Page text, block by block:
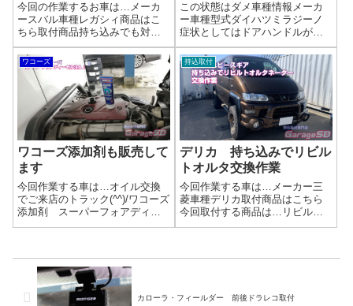
今回の作業するお車は…メーカ
ースバル車種レガシィ商品はこ
ちら取付商品持ち込みでも対応
しますが、適合確認をミスする
と銭失いになるので…作業完了
ドライブシャフトブーツ交換ド
ライブシャフトブーツが破れた
まま放置すると、最初は走行に
大きな支障がない...
この状態はダメ車種情報メーカ
ー車種型式ダイハツミラジーノ
症状としてはドアハンドルが経
年劣化で割れてしまった状態で
すね。これじゃぁ、ドアが開け
られませんね(>_<)対策は実はこ
の症状、このくらいの年代の車
によくある症状で対策として新
品ドアハン...
ワコーズ
ワコーズ添加剤も販売して
ます
今回作業する車は…オイル交換
でご来店のトラック(^^)/ワコーズ
添加剤 スーパーフォアディー
ゼル注入です！メーカー車種ト
フォアディーゼル注入 オイル
交換作業完了ワコーズ添加剤の
在庫も多...
持込取付
デリカ 持ち込みでリビル
トオルタ交換作業
今回作業する車は…メーカー三
菱車種デリカ取付商品はこちら
今回取付する商品は…リビルト
オルタネーター作業写真画像は
で価格も安く済みますしおすす
カローラ・フィールダー 前後ドラレコ取付